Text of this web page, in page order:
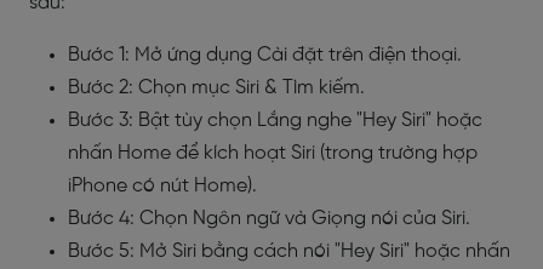
Bước 1: Mở ứng dụng Cài đặt trên điện thoại.
Bước 2: Chọn mục Siri & Tìm kiếm.
Bước 3: Bật tùy chọn Lắng nghe "Hey Siri" hoặc
nhấn Home để kích hoạt Siri (trong trường hợp
iPhone có nút Home).
Bước 4: Chọn Ngôn ngữ và Giọng nói của Siri.
Bước 5: Mở Siri bằng cách nói "Hey Siri" hoặc nhấn